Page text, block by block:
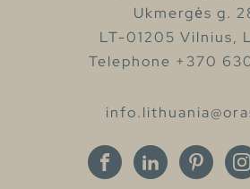
Ukmergės g.
LT-01205 Vilnius,
Telephone +370